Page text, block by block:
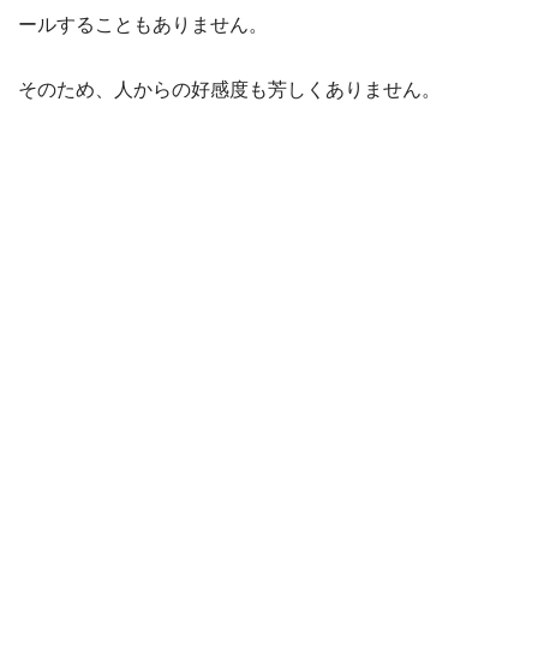
ールすることもありません。
そのため、人からの好感度も芳しくありません。